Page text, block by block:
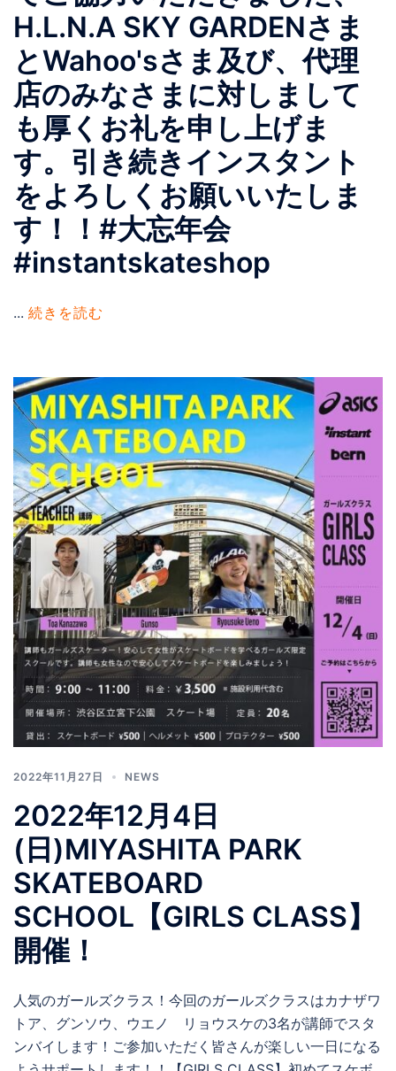
H.L.N.A SKY GARDENさま
とWahoo'sさま及び、代理
店のみなさまに対しまして
も厚くお礼を申し上げま
す。引き続きインスタント
をよろしくお願いいたしま
す！！#大忘年会
#instantskateshop
... 続きを読む
2022年11月27日 NEWS
2022年12月4日
(日)MIYASHITA PARK
SKATEBOARD
SCHOOL【GIRLS CLASS】
開催！
人気のガールズクラス！今回のガールズクラスはカナザワ
トア、グンソウ、ウエノ リョウスケの3名が講師でスタ
ンバイします！ご参加いただく皆さんが楽しい一日になる